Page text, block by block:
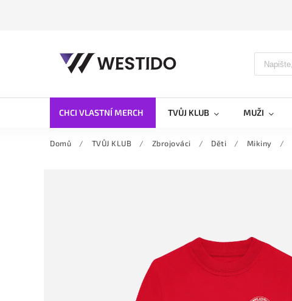
CHCI VLASTNÍ MERCH TVŮJ KLUB MUŽI
Domů / TVŮJ KLUB / Zbrojováci / Děti / Mikiny /